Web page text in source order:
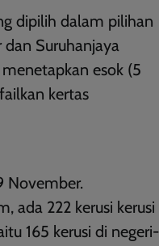
dipilih dalam pilihan
Suruhanjaya
esok (5
kertas
November.
ada 222 kerusi kerusi
165 kerusi di negeri-